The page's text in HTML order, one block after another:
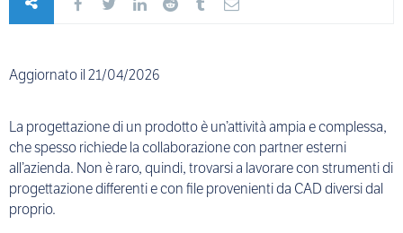
Aggiornato il 21/04/2026
La progettazione di un prodotto è un’attività ampia e complessa,
che spesso richiede la collaborazione con partner esterni
all’azienda. Non è raro, quindi, trovarsi a lavorare con strumenti di
progettazione differenti e con file provenienti da CAD diversi dal
proprio.